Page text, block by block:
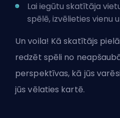
Lai iegūtu skatītāja
spēlē, izvēlieties vienu
Un voila! Kā skatītājs
redzēt spēli no
perspektīvas, kā jūs
jūs vēlaties kartē.